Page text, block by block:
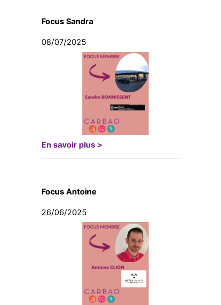
Focus Sandra
08/07/2025
En savoir plus >
Focus Antoine
26/06/2025